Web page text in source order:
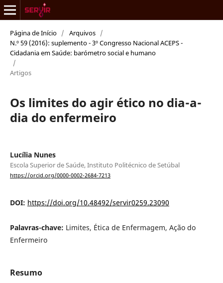
Página de Início / Arquivos /
N.º 59 (2016): suplemento - 3º Congresso Nacional ACEPS -
Cidadania em Saúde: barómetro social e humano
/
Artigos
Os limites do agir ético no dia-a-
dia do enfermeiro
Lucília Nunes
Escola Superior de Saúde, Instituto Politécnico de Setúbal
https://orcid.org/0000-0002-2684-7213
DOI: https://doi.org/10.48492/servir0259.23090
Palavras-chave: Limites, Ética de Enfermagem, Ação do
Enfermeiro
Resumo